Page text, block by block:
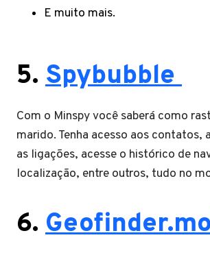
E muito mais.
5. Spybubble
Com o Minspy você saberá como
marido. Tenha acesso aos contatos,
as ligações, acesse o histórico de
localização, entre outros, tudo no
6.